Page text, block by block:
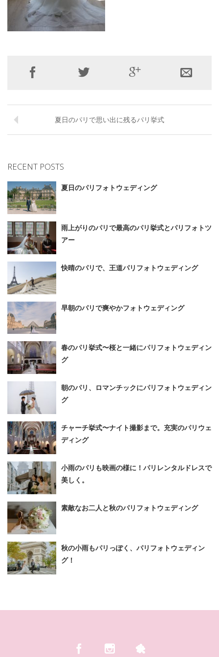
夏日のパリで思い出に残るパリ挙式
RECENT POSTS
夏日のパリフォトウェディング
雨上がりのパリで最高のパリ挙式とパリフォトツ
アー
快晴のパリで、王道パリフォトウェディング
早朝のパリで爽やかフォトウェディング
春のパリ挙式〜桜と一緒にパリフォトウェディン
グ
朝のパリ、ロマンチックにパリフォトウェディン
グ
チャーチ挙式〜ナイト撮影まで。充実のパリウェ
ディング
小雨のパリも映画の様に！パリレンタルドレスで
美しく。
素敵なお二人と秋のパリフォトウェディング
秋の小雨もパリっぽく、パリフォトウェディン
グ！